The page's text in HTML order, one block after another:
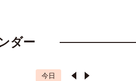
ダー
今日